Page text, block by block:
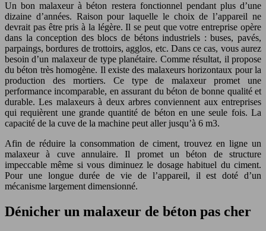
Un bon malaxeur à béton restera fonctionnel pendant plus d’une
dizaine d’années. Raison pour laquelle le choix de l’appareil ne
devrait pas être pris à la légère. Il se peut que votre entreprise opère
dans la conception des blocs de bétons industriels : buses, pavés,
parpaings, bordures de trottoirs, agglos, etc. Dans ce cas, vous aurez
besoin d’un malaxeur de type planétaire. Comme résultat, il propose
du béton très homogène. Il existe des malaxeurs horizontaux pour la
production des mortiers. Ce type de malaxeur promet une
performance incomparable, en assurant du béton de bonne qualité et
durable. Les malaxeurs à deux arbres conviennent aux entreprises
qui requièrent une grande quantité de béton en une seule fois. La
capacité de la cuve de la machine peut aller jusqu’à 6 m3.
Afin de réduire la consommation de ciment, trouvez en ligne un
malaxeur à cuve annulaire. Il promet un béton de structure
impeccable même si vous diminuez le dosage habituel du ciment.
Pour une longue durée de vie de l’appareil, il est doté d’un
mécanisme largement dimensionné.
Dénicher un malaxeur de béton pas cher